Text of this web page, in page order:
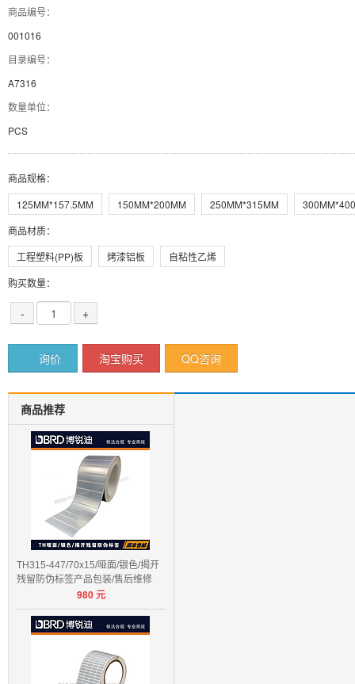
商品编号：
001016
目录编号：
A7316
数量单位：
PCS
商品规格：
125MM*157.5MM
150MM*200MM 250MM*315MM
商品材质：
工程塑料(PP)板
烤漆铝板
自粘性乙烯
购买数量：
- +
询价 淘宝购买 QQ咨询
商品推荐
TH315-447/70x15/哑面/银色/揭开
残留防伪标签产品包装/售后维修
980元